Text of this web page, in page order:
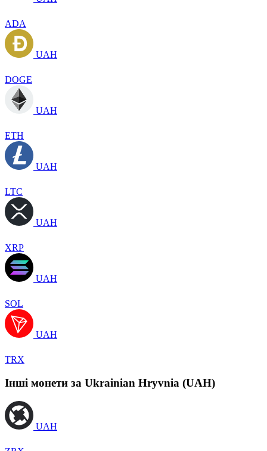
ADA
UAH
DOGE
UAH
ETH
UAH
LTC
UAH
XRP
UAH
SOL
UAH
TRX
Інші монети за Ukrainian Hryvnia (UAH)
UAH